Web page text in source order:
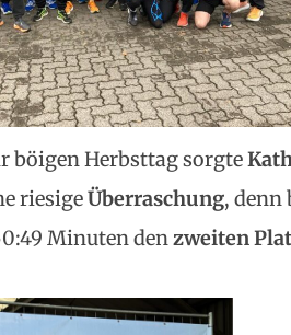
böigen Herbsttag sorgte
riesigeÜberraschung, denn
Minuten denzweiten